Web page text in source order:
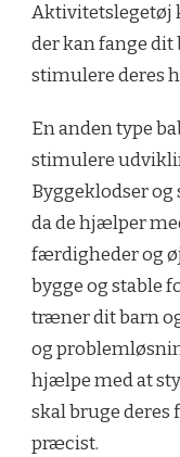
Aktivitetslegetøj
der kan fange
stimulere deres
En anden type
stimulere
Byggeklodser og
da de hjælper
færdigheder og
bygge og stable
træner dit barn
og
hjælpe med at
skal bruge deres
præcist.